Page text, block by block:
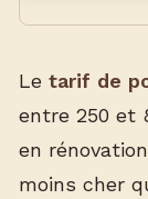
Le tarif de
entre 250 et
en
moins cher